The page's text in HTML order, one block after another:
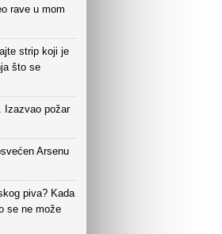
rave u mom
strip koji je
što se
Izazvao požar
Arsenu
piva? Kada
se ne može